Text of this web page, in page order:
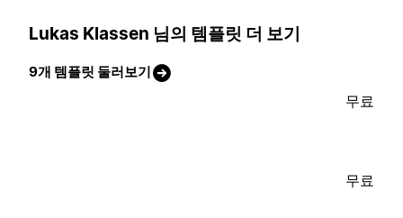
Lukas Klassen 님의 템플릿 더 보기
9개 템플릿 둘러보기
무료
무료